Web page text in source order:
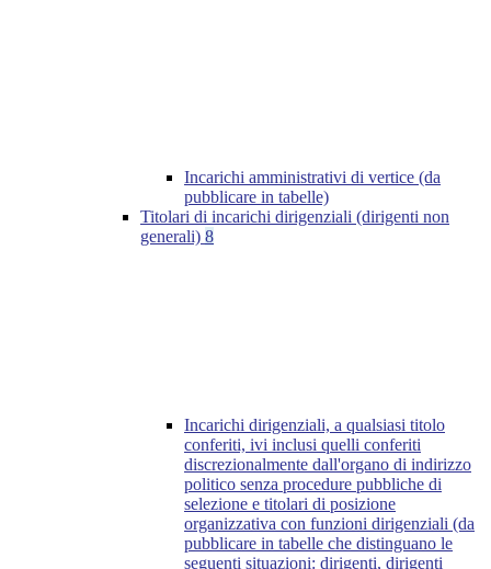
Incarichi amministrativi di vertice (da
pubblicare in tabelle)
Titolari di incarichi dirigenziali (dirigenti non
generali) 8
Incarichi dirigenziali, a qualsiasi titolo
conferiti, ivi inclusi quelli conferiti
discrezionalmente dall'organo di indirizzo
politico senza procedure pubbliche di
selezione e titolari di posizione
organizzativa con funzioni dirigenziali (da
pubblicare in tabelle che distinguano le
seguenti situazioni: dirigenti, dirigenti